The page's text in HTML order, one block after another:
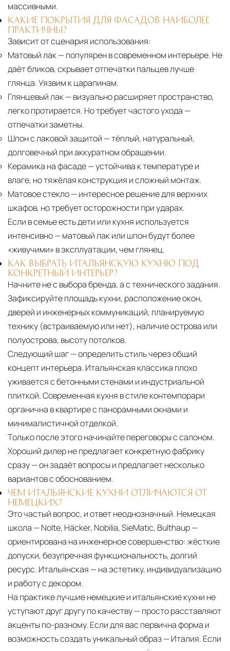
массивными.
КАКИЕ ПОКРЫТИЯ ДЛЯ ФАСАДОВ НАИБОЛЕЕ
ПРАКТИЧНЫ?
Зависит от сценария использования:
Матовый лак— популярен в современном интерьере. Не
даёт бликов, скрывает отпечатки пальцев лучше
глянца. Уязвим к царапинам.
Глянцевый лак— визуально расширяет пространство,
легко протирается. Но требует частого ухода —
отпечатки заметны.
Шпон с лаковой защитой — тёплый, натуральный,
долговечный при аккуратном обращении.
Керамика на фасаде— устойчива к температуре и
влаге, но тяжёлая конструкция и сложный монтаж.
Матовое стекло— интересное решение для верхних
шкафов, но требует осторожности при ударах.
Если в семье есть дети или кухня используется
интенсивно — матовый лак или шпон будут более
«живучими» в эксплуатации, чем глянец.
КАК ВЫБРАТЬ ИТАЛЬЯНСКУЮ КУХНЮ ПОД
КОНКРЕТНЫЙ ИНТЕРЬЕР?
Начните не с выбора бренда, а с технического задания.
Зафиксируйте площадь кухни, расположение окон,
дверей и инженерных коммуникаций, планируемую
технику (встраиваемую или нет), наличие острова или
полуострова, высоту потолков.
Следующий шаг — определить стиль через общий
концепт интерьера. Итальянская классика плохо
уживается с бетонными стенами и индустриальной
плиткой. Современная кухня в стиле контемпорари
органична в квартире с панорамными окнами и
минималистичной отделкой.
Только после этого начинайте переговоры с салоном.
Хороший дилер не предлагает конкретную фабрику
сразу — он задаёт вопросы и предлагает несколько
вариантов с обоснованием.
ЧЕМ ИТАЛЬЯНСКИЕ КУХНИ ОТЛИЧАЮТСЯ ОТ
НЕМЕЦКИХ?
Это частый вопрос, и ответ неоднозначный. Немецкая
школа — Nolte, Häcker, Nobilia, SieMatic, Bulthaup —
ориентирована на инженерное совершенство: жёсткие
допуски, безупречная функциональность, долгий
ресурс. Итальянская — на эстетику, индивидуализацию
и работу с декором.
На практике лучшие немецкие и итальянские кухни не
уступают друг другу по качеству — просто расставляют
акценты по-разному. Если для вас первична форма и
возможность создать уникальный образ — Италия. Если